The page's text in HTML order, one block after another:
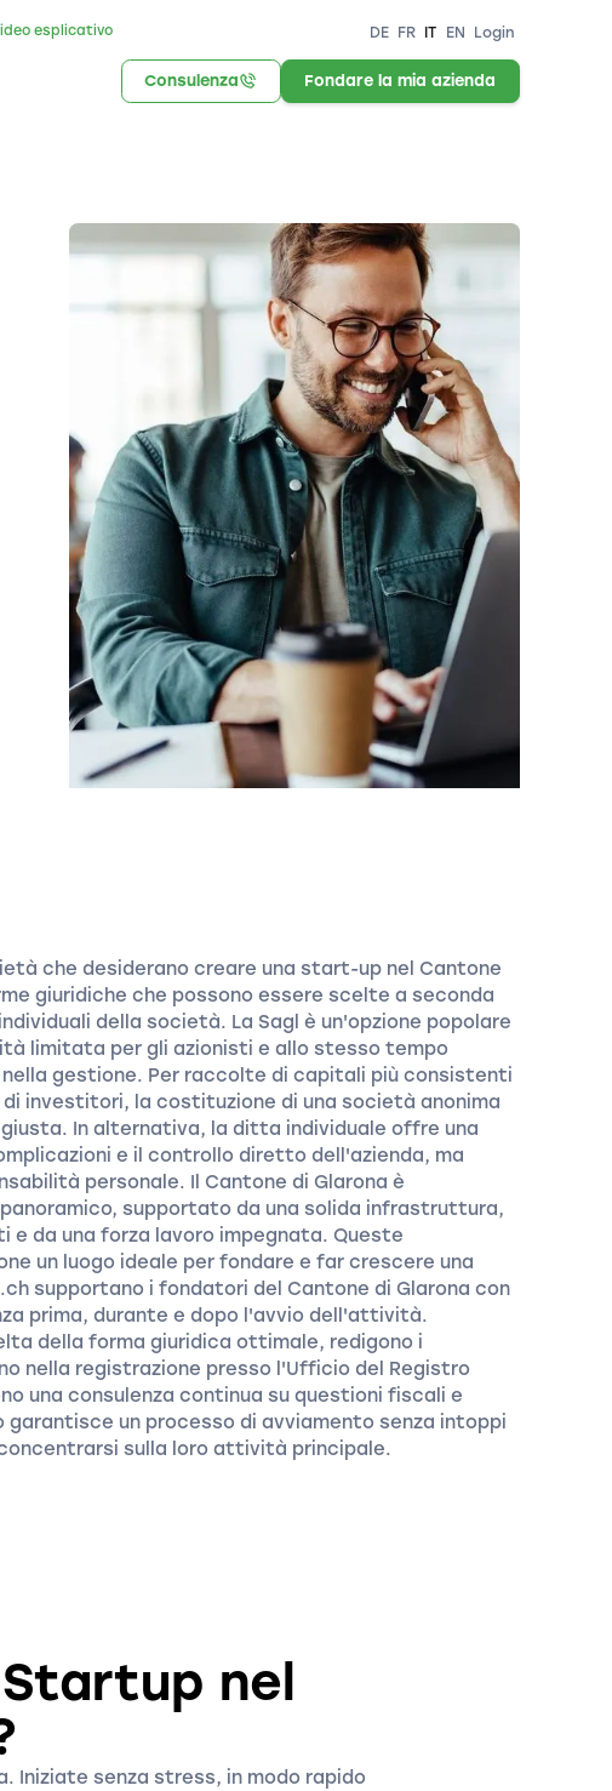
esplicativo DE FR IT EN Login
Consulenza Fondare la mia azienda
che desiderano creare una start-up nel Cantone
giuridiche che possono essere scelte a seconda
della società. La Sagl è un'opzione popolare
limitata per gli azionisti e allo stesso tempo
gestione. Per raccolte di capitali più consistenti
investitori, la costituzione di una società anonima
In alternativa, la ditta individuale offre una
e il controllo diretto dell'azienda, ma
personale. Il Cantone di Glarona è
supportato da una solida infrastruttura,
e da una forza lavoro impegnata. Queste
un luogo ideale per fondare e far crescere una
supportano i fondatori del Cantone di Glarona con
prima, durante e dopo l'avvio dell'attività.
della forma giuridica ottimale, redigono i
nella registrazione presso l'Ufficio del Registro
una consulenza continua su questioni fiscali e
garantisce un processo di avviamento senza intoppi
sulla loro attività principale.
nel
Iniziate senza stress, in modo rapido